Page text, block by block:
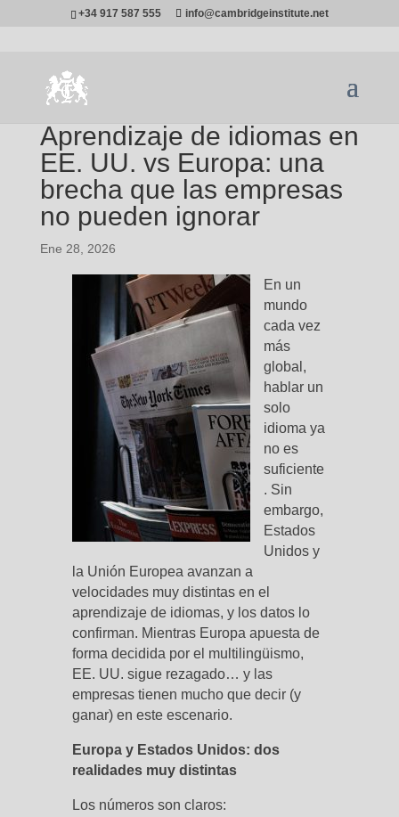
+34 917 587 555 info@cambridgeinstitute.net
Aprendizaje de idiomas en
EE. UU. vs Europa: una
brecha que las empresas
no pueden ignorar
Ene 28, 2026
En un
mundo
cada vez
más
global,
hablar un
solo
idioma ya
no es
suficiente
. Sin
embargo,
Estados
Unidos y
la Unión Europea avanzan a
velocidades muy distintas en el
aprendizaje de idiomas, y los datos lo
confirman. Mientras Europa apuesta de
forma decidida por el multilingüismo,
EE. UU. sigue rezagado… y las
empresas tienen mucho que decir (y
ganar) en este escenario.
Europa y Estados Unidos: dos
realidades muy distintas
Los números son claros: